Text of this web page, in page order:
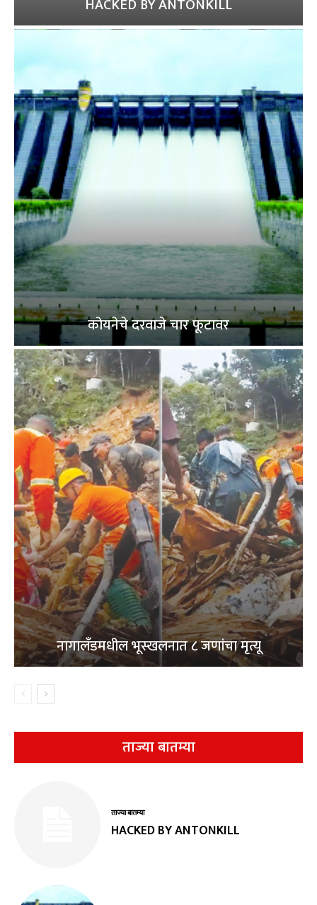
कोयनेचे दरवाजे चार फूटावर
नागालँडमधील भूस्खलनात ८ जणांचा मृत्यू
ताज्या बातम्या
ताज्या बातम्या
HACKED BY ANTONKILL